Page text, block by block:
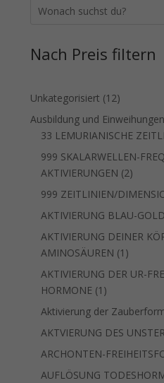
Nach Preis filtern
Unkategorisiert 1212
Produkte
Ausbildung und
33 LEMURIANISCHE
999 SKALARWELLEN-
AKTIVIERUNGEN 22
999 ZEITLINIEN/
AKTIVIERUNG BLAU-
AKTIVIERUNG DEINER
AMINOSÄUREN 1 1
Produkt
AKTIVIERUNG DER UR-
HORMONE 1 1
Produkt
Aktivierung der
AKTVIERUNG DES
ARCHONTEN-
AUFLÖSUNG